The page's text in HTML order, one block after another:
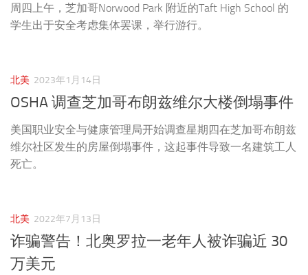
周四上午，芝加哥Norwood Park 附近的Taft High School 的
学生出于安全考虑集体罢课，举行游行。
北美 2023年1月14日
OSHA 调查芝加哥布朗兹维尔大楼倒塌事件
美国职业安全与健康管理局开始调查星期四在芝加哥布朗兹
维尔社区发生的房屋倒塌事件，这起事件导致一名建筑工人
死亡。
北美 2022年7月13日
诈骗警告！北奥罗拉一老年人被诈骗近 30
万美元